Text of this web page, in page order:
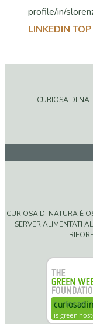
LINKEDIN
CURIOSA DI
CURIOSA DI NATURA È
SERVER ALIMENTATI